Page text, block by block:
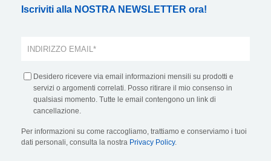
Iscriviti alla NOSTRA NEWSLETTER ora!
Desidero ricevere via email informazioni mensili su prodotti e
servizi o argomenti correlati. Posso ritirare il mio consenso in
qualsiasi momento. Tutte le email contengono un link di
cancellazione.
Per informazioni su come raccogliamo, trattiamo e conserviamo i tuoi
dati personali, consulta la nostra Privacy Policy.